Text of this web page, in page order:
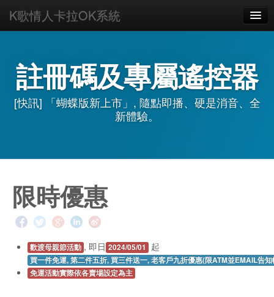
K歌情人卡拉OK系統
如何上手
主題
下載
使用手冊
FAQ
AI客服
註冊碼及專屬遙控器
[快訊] 「蝴蝶版新上市」, 隨點即播、硬是消音、全
新體驗。
限時優惠
歡渡母親節活動 , 即日 2024/05/01 起
買一件免運, 第二件五折, 買三件送一, 老客戶九折優惠(限ATM並EMAIL告
免運活動實際依各賣場設定為主